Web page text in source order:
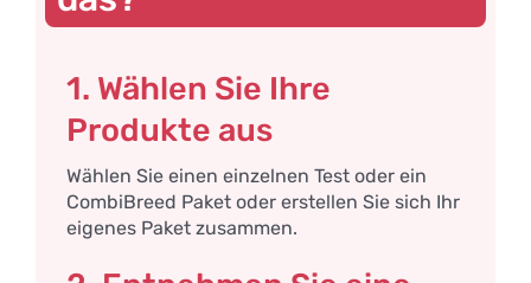
1. Wählen Sie Ihre
Produkte aus
Wählen Sie einen einzelnen Test oder ein
CombiBreed Paket oder erstellen Sie sich Ihr
eigenes Paket zusammen.